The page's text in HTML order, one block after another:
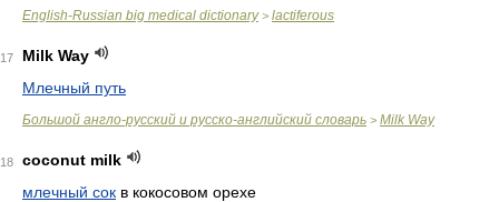
English-Russian big medical dictionary> lactiferous
17
Milk Way
Млечный путь
Большой англо-русский и русско-английский словарь > Milk Way
18
coconut milk
млечный сок в кокосовом орехе